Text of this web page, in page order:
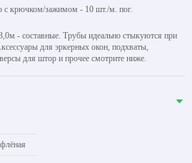
с крючком/зажимом - 10 шт./м. пог.
- составные. Трубы идеально стыкуются при
для эркерных окон, подхваты,
для штор и прочее смотрите ниже.